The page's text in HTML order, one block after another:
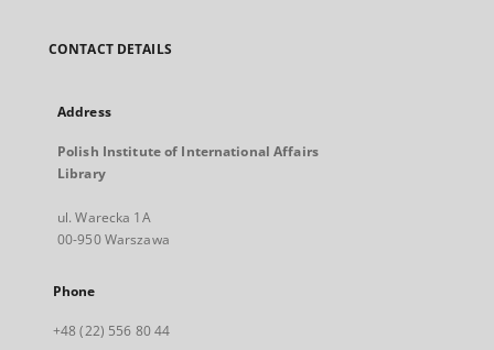
CONTACT DETAILS
Address
Polish Institute of International Affairs
Library
ul. Warecka 1A
00-950 Warszawa
Phone
+48 (22) 556 80 44